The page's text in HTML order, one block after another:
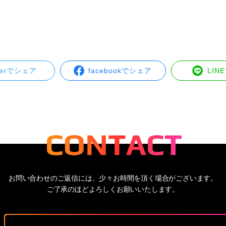
でシェア facebookでシェア LINE
お問い合わせのご返信には、少々お時間を頂く場合がございます。
ご了承のほどよろしくお願いいたします。